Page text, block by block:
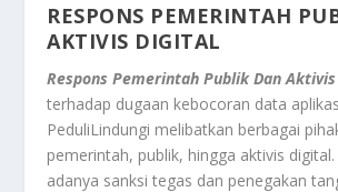
RESPONS PEMERINTAH
AKTIVIS DIGITAL
Respons Pemerintah Publik Dan
terhadap dugaan kebocoran data
PeduliLindungi melibatkan berbagai
pemerintah, publik, hingga aktivis
adanya sanksi tegas dan penegakan